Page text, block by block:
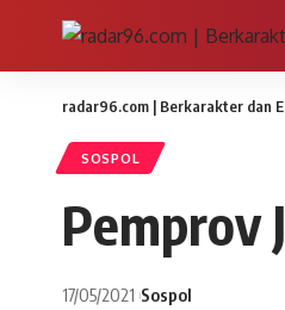
radar96.com | Berkarakter dan
SOSPOL
Pemprov
17/05/2021 Sospol